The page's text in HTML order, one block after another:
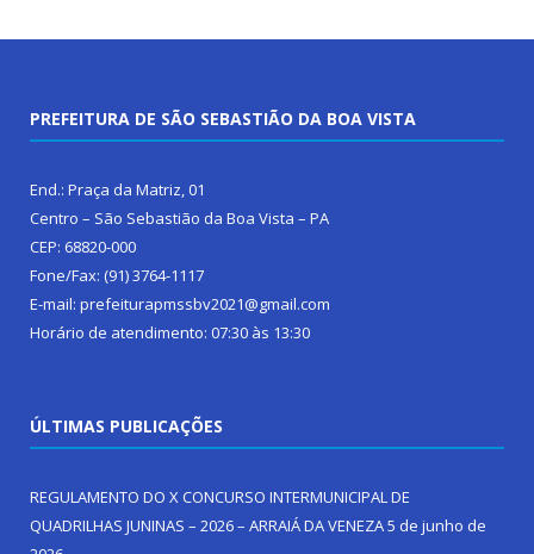
PREFEITURA DE SÃO SEBASTIÃO DA BOA VISTA
End.: Praça da Matriz, 01
Centro – São Sebastião da Boa Vista – PA
CEP: 68820-000
Fone/Fax: (91) 3764-1117
E-mail: prefeiturapmssbv2021@gmail.com
Horário de atendimento: 07:30 às 13:30
ÚLTIMAS PUBLICAÇÕES
REGULAMENTO DO X CONCURSO INTERMUNICIPAL DE
QUADRILHAS JUNINAS – 2026 – ARRAIÁ DA VENEZA5 de junho de